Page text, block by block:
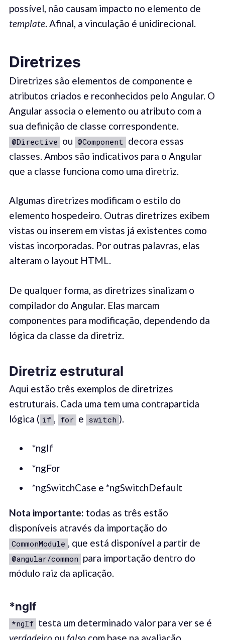
possível, não causam impacto no elemento de
template. Afinal, a vinculação é unidirecional.
Diretrizes
Diretrizes são elementos de componente e
atributos criados e reconhecidos pelo Angular. O
Angular associa o elemento ou atributo com a
sua definição de classe correspondente.
@Directive ou @Component decora essas
classes. Ambos são indicativos para o Angular
que a classe funciona como uma diretriz.
Algumas diretrizes modificam o estilo do
elemento hospedeiro. Outras diretrizes exibem
vistas ou inserem em vistas já existentes como
vistas incorporadas. Por outras palavras, elas
alteram o layout HTML.
De qualquer forma, as diretrizes sinalizam o
compilador do Angular. Elas marcam
componentes para modificação, dependendo da
lógica da classe da diretriz.
Diretriz estrutural
Aqui estão três exemplos de diretrizes
estruturais. Cada uma tem uma contrapartida
lógica ( if , for e switch ).
*ngIf
*ngFor
*ngSwitchCase e *ngSwitchDefault
Nota importante: todas as três estão
disponíveis através da importação do
CommonModule , que está disponível a partir de
@angular/common para importação dentro do
módulo raiz da aplicação.
*ngIf
*ngIf testa um determinado valor para ver se é
verdadeiro ou falso com base na avaliação